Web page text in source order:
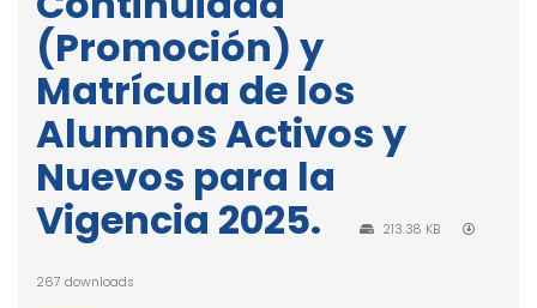
(Promoción) y
Matrícula de los
Alumnos Activos y
Nuevos para la
Vigencia 2025.
213.38 KB
267 downloads